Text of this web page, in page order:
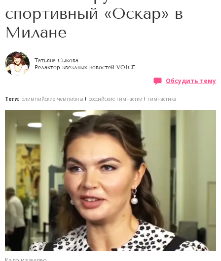
спортивный «Оскар» в
Милане
Татьяна Сыкова
Редактор звездных новостей VOICE
Обсудить тему
Теги: олимпийские чемпионы российские гимнастки гимнастика